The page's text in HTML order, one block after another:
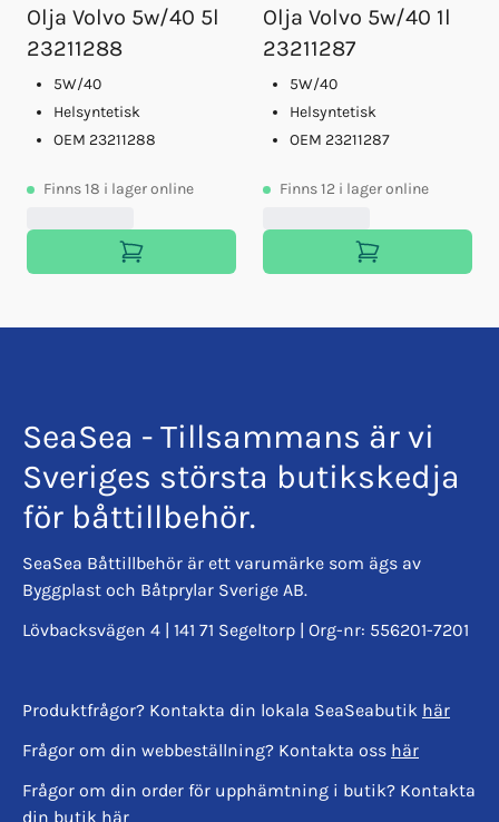
Olja Volvo 5w/40 5l
23211288
5W/40
Helsyntetisk
OEM 23211288
Finns18 i lager online
Olja Volvo 5w/40 1l
23211287
5W/40
Helsyntetisk
OEM 23211287
Finns12 i lager online
SeaSea - Tillsammans är vi
Sveriges största butikskedja
för båttillbehör.
SeaSea Båttillbehör är ett varumärke som ägs av
Byggplast och Båtprylar Sverige AB.
Lövbacksvägen 4 | 141 71 Segeltorp | Org-nr: 556201-7201
Produktfrågor? Kontakta din lokala SeaSeabutik här
Frågor om din webbeställning? Kontakta oss här
Frågor om din order för upphämtning i butik? Kontakta
din butik här